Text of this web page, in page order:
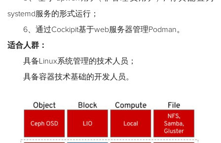
systemd服务的形式运行；
6、通过Cockipit基于web服务器管理Podman。
适合人群：
具备Linux系统管理的技术人员；
具备容器技术基础的开发人员。